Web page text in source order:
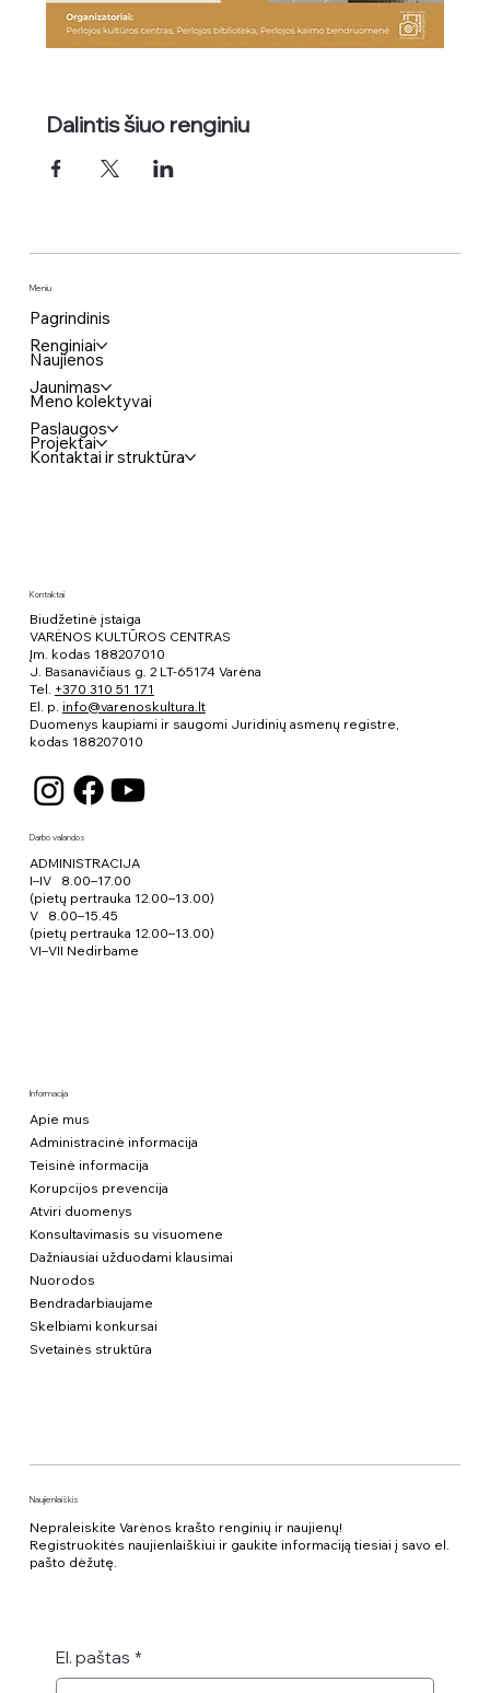
Dalintis šiuo renginiu
Meniu
Pagrindinis
Renginiai
Naujienos
Jaunimas
Meno kolektyvai
Paslaugos
Projektai
Kontaktai ir struktūra
Kontaktai
Biudžetinė įstaiga
VARĖNOS KULTŪROS CENTRAS
Įm. kodas 188207010
J. Basanavičiaus g. 2 LT-65174 Varėna
Tel. +370 310 51 171
El. p. info@varenoskultura.lt
Duomenys kaupiami ir saugomi Juridinių asmenų registre,
kodas 188207010
Darbo valandos
ADMINISTRACIJA
I–IV 8.00–17.00
(pietų pertrauka 12.00–13.00)
V 8.00–15.45
(pietų pertrauka 12.00–13.00)
VI–VII Nedirbame
Informacija
Apie mus
Administracinė informacija
Teisinė informacija
Korupcijos prevencija
Atviri duomenys
Konsultavimasis su visuomene
Dažniausiai užduodami klausimai
Nuorodos
Bendradarbiaujame
Skelbiami konkursai
Svetainės struktūra
Naujienlaiškis
Nepraleiskite Varėnos krašto renginių ir naujienų!
Registruokitės naujienlaiškiui ir gaukite informaciją tiesiai į savo el.
pašto dėžutę.
El. paštas *